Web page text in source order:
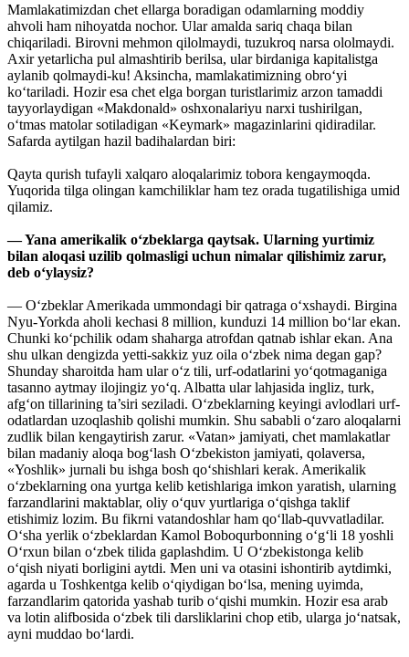
Mamlakatimizdan chet ellarga boradigan odamlarning moddiy
ahvoli ham nihoyatda nochor. Ular amalda sariq chaqa bilan
chiqariladi. Birovni mehmon qilolmaydi, tuzukroq narsa ololmaydi.
Axir yetarlicha pul almashtirib berilsa, ular birdaniga kapitalistga
aylanib qolmaydi-ku! Aksincha, mamlakatimizning obro‘yi
ko‘tariladi. Hozir esa chet elga borgan turistlarimiz arzon tamaddi
tayyorlaydigan «Makdonald» oshxonalariyu narxi tushirilgan,
o‘tmas matolar sotiladigan «Keymark» magazinlarini qidiradilar.
Safarda aytilgan hazil badihalardan biri:
Qayta qurish tufayli xalqaro aloqalarimiz tobora kengaymoqda.
Yuqorida tilga olingan kamchiliklar ham tez orada tugatilishiga umid
qilamiz.
— Yana amerikalik o‘zbeklarga qaytsak. Ularning yurtimiz
bilan aloqasi uzilib qolmasligi uchun nimalar qilishimiz zarur,
deb o‘ylaysiz?
— O‘zbeklar Amerikada ummondagi bir qatraga o‘xshaydi. Birgina
Nyu-Yorkda aholi kechasi 8 million, kunduzi 14 million bo‘lar ekan.
Chunki ko‘pchilik odam shaharga atrofdan qatnab ishlar ekan. Ana
shu ulkan dengizda yetti-sakkiz yuz oila o‘zbek nima degan gap?
Shunday sharoitda ham ular o‘z tili, urf-odatlarini yo‘qotmaganiga
tasanno aytmay ilojingiz yo‘q. Albatta ular lahjasida ingliz, turk,
afg‘on tillarining ta’siri seziladi. O‘zbeklarning keyingi avlodlari urf-
odatlardan uzoqlashib qolishi mumkin. Shu sababli o‘zaro aloqalarni
zudlik bilan kengaytirish zarur. «Vatan» jamiyati, chet mamlakatlar
bilan madaniy aloqa bog‘lash O‘zbekiston jamiyati, qolaversa,
«Yoshlik» jurnali bu ishga bosh qo‘shishlari kerak. Amerikalik
o‘zbeklarning ona yurtga kelib ketishlariga imkon yaratish, ularning
farzandlarini maktablar, oliy o‘quv yurtlariga o‘qishga taklif
etishimiz lozim. Bu fikrni vatandoshlar ham qo‘llab-quvvatladilar.
O‘sha yerlik o‘zbeklardan Kamol Boboqurbonning o‘g‘li 18 yoshli
O‘rxun bilan o‘zbek tilida gaplashdim. U O‘zbekistonga kelib
o‘qish niyati borligini aytdi. Men uni va otasini ishontirib aytdimki,
agarda u Toshkentga kelib o‘qiydigan bo‘lsa, mening uyimda,
farzandlarim qatorida yashab turib o‘qishi mumkin. Hozir esa arab
va lotin alifbosida o‘zbek tili darsliklarini chop etib, ularga jo‘natsak,
ayni muddao bo‘lardi.